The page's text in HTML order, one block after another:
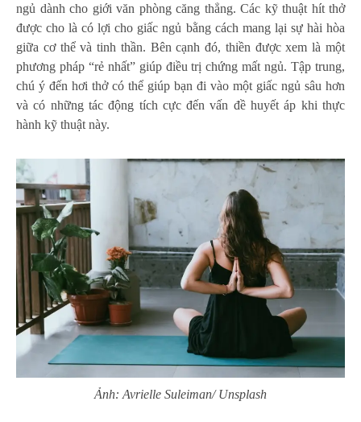
ngủ dành cho giới văn phòng căng thẳng. Các kỹ thuật hít thở
được cho là có lợi cho giấc ngủ bằng cách mang lại sự hài hòa
giữa cơ thể và tinh thần. Bên cạnh đó, thiền được xem là một
phương pháp “rẻ nhất” giúp điều trị chứng mất ngủ. Tập trung,
chú ý đến hơi thở có thể giúp bạn đi vào một giấc ngủ sâu hơn
và có những tác động tích cực đến vấn đề huyết áp khi thực
hành kỹ thuật này.
Ảnh: Avrielle Suleiman/ Unsplash